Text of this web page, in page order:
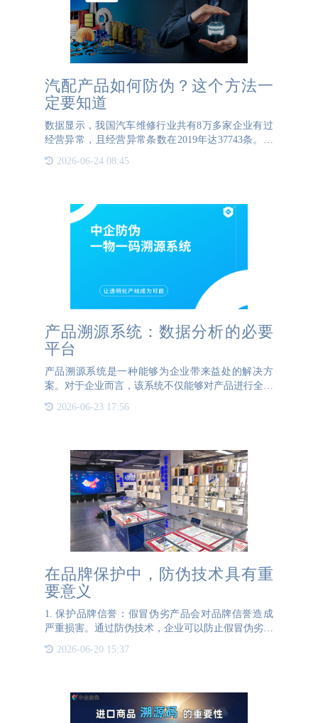
汽配产品如何防伪？这个方法一
定要知道
数据显示，我国汽车维修行业共有8万多家企业有过
经营异常，且经营异常条数在2019年达37743条。汽
车企业共有2万多家，8万多条行政处罚，涉及“掺
假”“以假充真”等欺骗的处罚。专家指出，很多车主
2026-06-24 08:45
产品溯源系统：数据分析的必要
平台
产品溯源系统是一种能够为企业带来益处的解决方
案。对于企业而言，该系统不仅能够对产品进行全方
个环节的数据。这些数据包括产品的原材料信息、生
2026-06-23 17:56
在品牌保护中，防伪技术具有重
要意义
1. 保护品牌信誉：假冒伪劣产品会对品牌信誉造成
严重损害。通过防伪技术，企业可以防止假冒伪劣产
可信度和口碑。2. 提升消费者信任：防伪技术能够
2026-06-20 15:37